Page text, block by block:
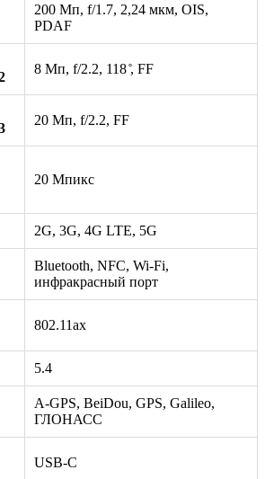
200 Мп, f/1.7, 2,24 мкм, OIS,
PDAF
8 Мп, f/2.2, 118 ̊, FF
20 Мп, f/2.2, FF
20 Мпикс
2G, 3G, 4G LTE, 5G
Bluetooth, NFC, Wi-Fi,
инфракрасный порт
802.11ax
5.4
A-GPS, BeiDou, GPS, Galileo,
ГЛОНАСС
USB-C